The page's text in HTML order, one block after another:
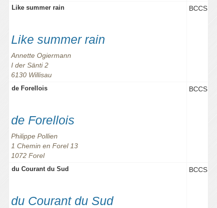
Like summer rain
Like summer rain
Annette Ogiermann
I der Sänti 2
6130 Willisau
BCCS
de Forellois
de Forellois
Philippe Pollien
1 Chemin en Forel 13
1072 Forel
BCCS
du Courant du Sud
du Courant du Sud
BCCS